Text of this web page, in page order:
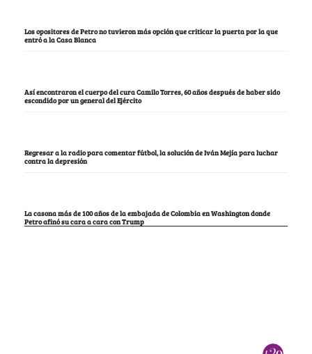
Los opositores de Petro no tuvieron más opción que criticar la puerta por la que
entró a la Casa Blanca
Así encontraron el cuerpo del cura Camilo Torres, 60 años después de haber sido
escondido por un general del Ejército
Regresar a la radio para comentar fútbol, la solución de Iván Mejía para luchar
contra la depresión
La casona más de 100 años de la embajada de Colombia en Washington donde
Petro afinó su cara a cara con Trump